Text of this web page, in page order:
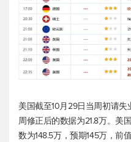
美国截至10月29日当周初请失
周修正后的数据为21.8万。美
数为148.5万，预期145万，前值